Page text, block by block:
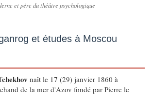
et père du théâtre psychologique
et études à Moscou
naît le 17 (29) janvier 1860 à
de la mer d'Azov fondé par Pierre le